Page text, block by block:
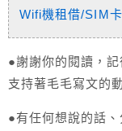
Wifi機租借/SIM
●謝謝你的閱讀，
支持著毛毛寫文的
●有任何想說的話